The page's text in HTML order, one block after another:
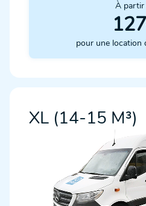
À partir
pour une location
XL (14-15 M³)